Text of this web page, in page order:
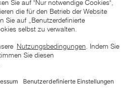
niedrigste von uns in den letzten 30
Beginn dieser Aktion verlangte Preis
Preisen auf dieser Website sind die
zu verstehen